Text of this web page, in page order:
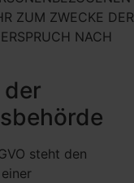
ZUM ZWECKE DER
NACH
steht den